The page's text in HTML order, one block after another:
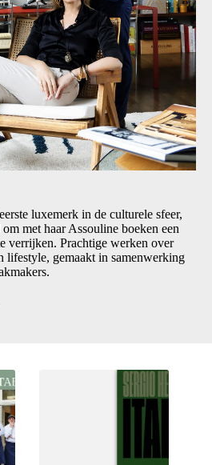
luxemerk in de culturele sfeer,
met haar Assouline boeken een
verrijken. Prachtige werken over
lifestyle, gemaakt in samenwerking